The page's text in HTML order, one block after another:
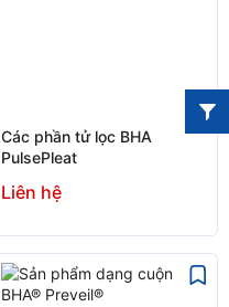
Các phần tử lọc BHA
PulsePleat
Liên hệ